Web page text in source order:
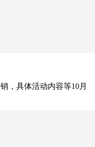
，具体活动内容等10月